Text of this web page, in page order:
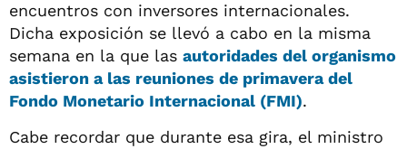
encuentros con inversores internacionales.
Dicha exposición se llevó a cabo en la misma
semana en la que las autoridades del organismo
asistieron a las reuniones de primavera del
Fondo Monetario Internacional (FMI).
Cabe recordar que durante esa gira, el ministro